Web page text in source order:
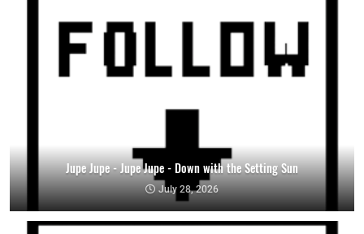
Jupe Jupe - Jupe Jupe - Down with the Setting Sun
July 28, 2026